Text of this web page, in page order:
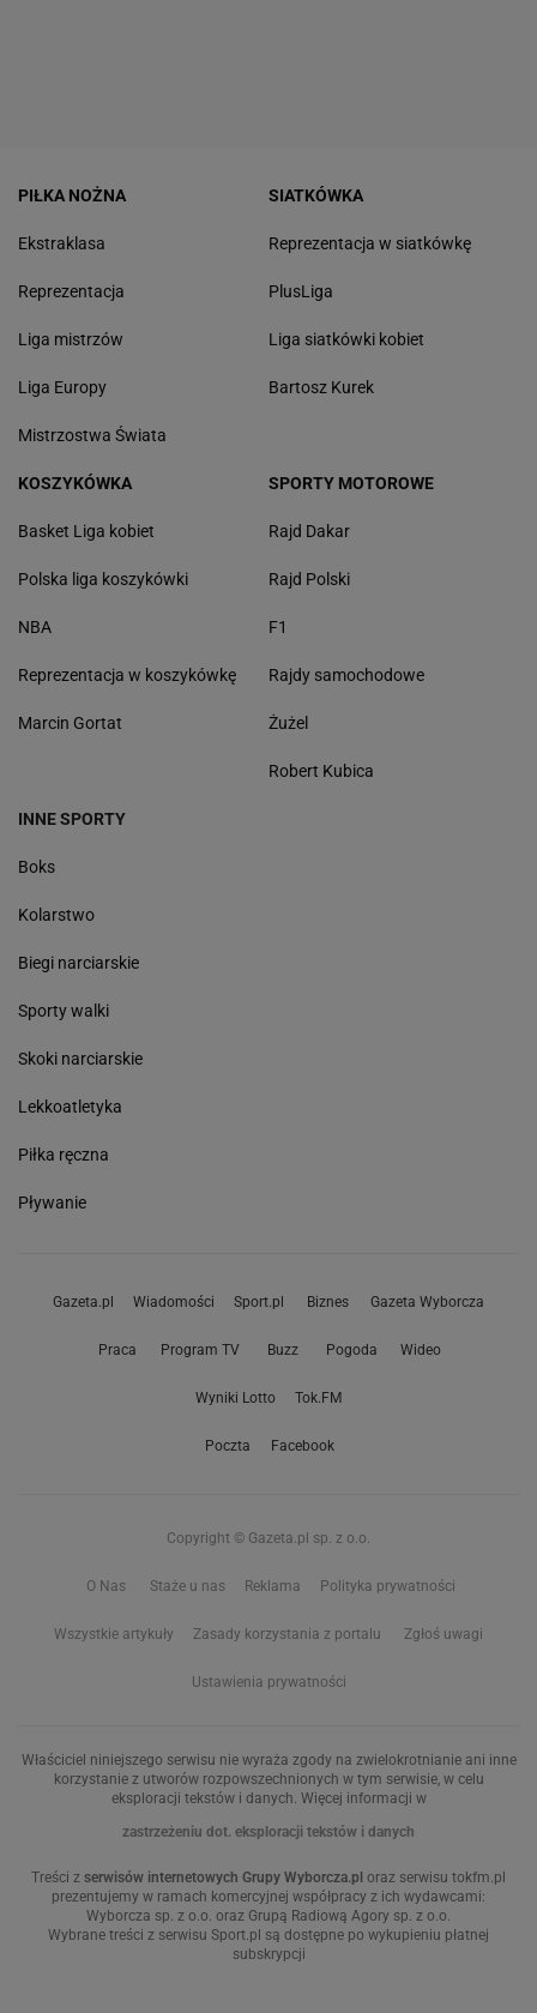
PIŁKA NOŻNA
Ekstraklasa
Reprezentacja
Liga mistrzów
Liga Europy
Mistrzostwa Świata
SIATKÓWKA
Reprezentacja w siatkówkę
PlusLiga
Liga siatkówki kobiet
Bartosz Kurek
KOSZYKÓWKA
Basket Liga kobiet
Polska liga koszykówki
NBA
Reprezentacja w koszykówkę
Marcin Gortat
SPORTY MOTOROWE
Rajd Dakar
Rajd Polski
F1
Rajdy samochodowe
Żużel
Robert Kubica
INNE SPORTY
Boks
Kolarstwo
Biegi narciarskie
Sporty walki
Skoki narciarskie
Lekkoatletyka
Piłka ręczna
Pływanie
Gazeta.pl Wiadomości Sport.pl Biznes Gazeta Wyborcza
Praca Program TV Buzz Pogoda Wideo
Wyniki Lotto Tok.FM
Poczta Facebook
Copyright © Gazeta.pl sp. z o.o.
O Nas Staże u nas Reklama Polityka prywatności
Wszystkie artykuły Zasady korzystania z portalu Zgłoś uwagi
Ustawienia prywatności
Właściciel niniejszego serwisu nie wyraża zgody na zwielokrotnianie ani inne
korzystanie z utworów rozpowszechnionych w tym serwisie, w celu
eksploracji tekstów i danych. Więcej informacji w
zastrzeżeniu dot. eksploracji tekstów i danych
Treści z serwisów internetowych Grupy Wyborcza.pl oraz serwisu tokfm.pl
prezentujemy w ramach komercyjnej współpracy z ich wydawcami:
Wyborcza sp. z o.o. oraz Grupą Radiową Agory sp. z o.o.
Wybrane treści z serwisu Sport.pl są dostępne po wykupieniu płatnej
subskrypcji